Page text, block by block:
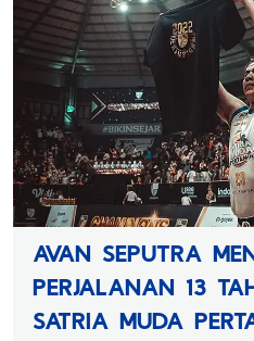
AVAN SEPUTRA
PERJALANAN 13
SATRIA MUDA